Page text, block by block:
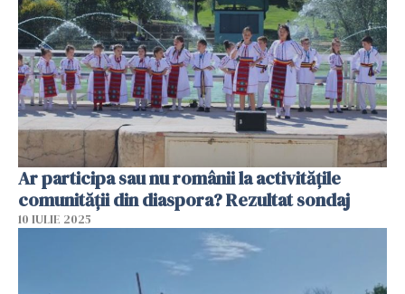
Ar participa sau nu românii la activitățile
comunității din diaspora? Rezultat sondaj
10 IULIE 2025